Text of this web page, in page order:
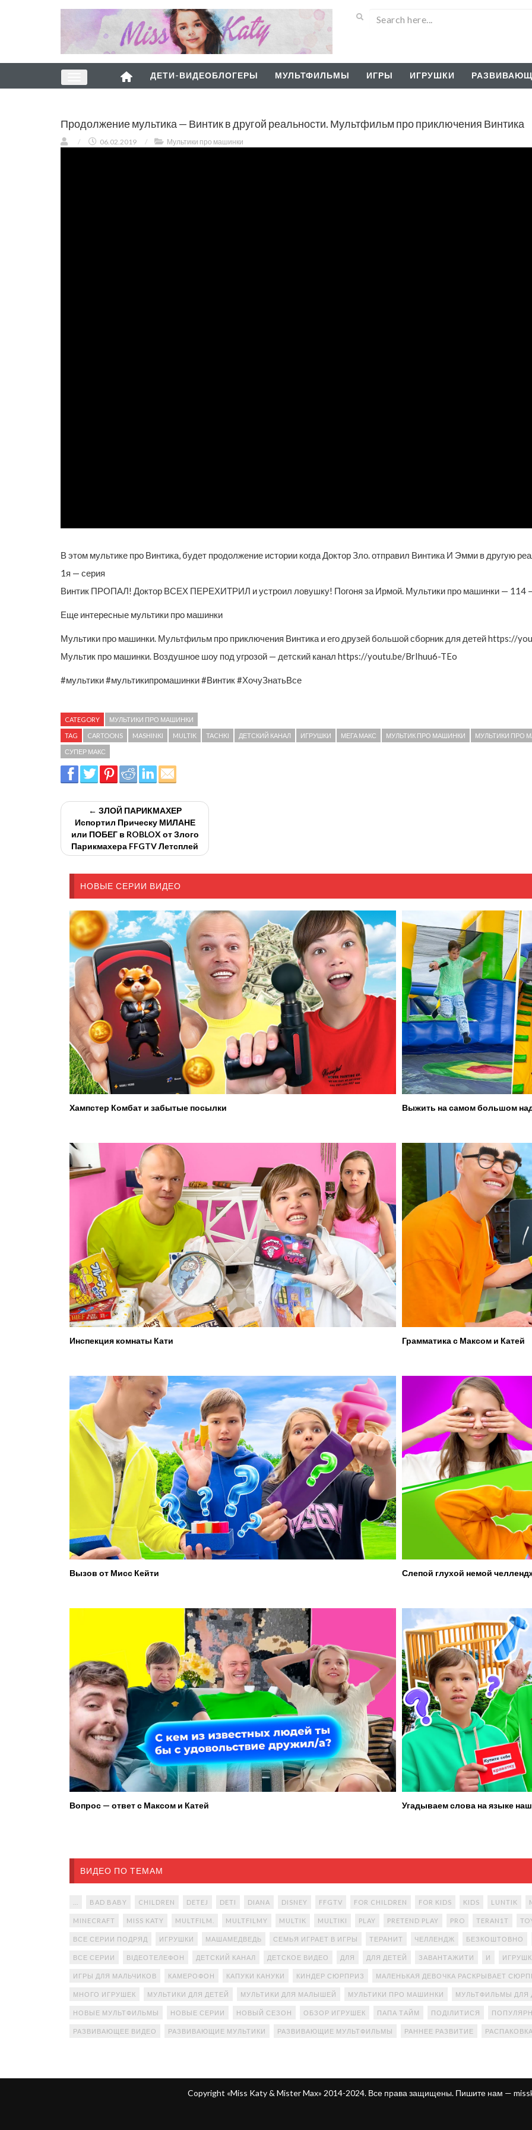
ДЕТИ-ВИДЕОБЛОГЕРЫ МУЛЬТФИЛЬМЫ ИГРЫ ИГРУШКИ
Продолжение мультика — Винтик в другой реальности. Мультфильм про приключения Винтика
/ 06.02.2019 / Мультики про машинки
В этом мультике про Винтика, будет продолжение истории когда Доктор Зло. отправил Винтика И Эмми в другую
1я — серия
Винтик ПРОПАЛ! Доктор ВСЕХ ПЕРЕХИТРИЛ и устроил ловушку! Погоня за Ирмой. Мультики про машинки — 114
Еще интересные мультики про машинки
Мультики про машинки. Мультфильм про приключения Винтика и его друзей большой сборник для детей https://
Мультик про машинки. Воздушное шоу под угрозой — детский канал https://youtu.be/BrIhuu6-TEo
#мультики #мультикипромашинки #Винтик #ХочуЗнатьВсе
CATEGORY МУЛЬТИКИ ПРО МАШИНКИ
TAG CARTOONS MASHINKI MULTIK TACHKI ДЕТСКИЙ КАНАЛ ИГРУШКИ МЕГА МАКС МУЛЬТИК ПРО МАШИНКИ МУЛЬТИКИ ПРО
СУПЕР МАКС
← ЗЛОЙ ПАРИКМАХЕР
Испортил Прическу МИЛАНЕ
или ПОБЕГ в ROBLOX от Злого
Парикмахера FFGTV Летсплей
НОВЫЕ СЕРИИ ВИДЕО
Хампстер Комбат и забытые посылки Выжить на самом большом
Инспекция комнаты Кати Грамматика с Максом и Катей
Вызов от Мисс Кейти Слепой глухой немой
Вопрос — ответ с Максом и Катей Угадываем слова на языке
ВИДЕО ПО ТЕМАМ
BAD BABY CHILDREN DETEJ DETI DIANA DISNEY FFGTV FOR CHILDREN FOR KIDS KIDS LUNTIK
MINECRAFT MISS KATY MULTFILM. MULTFILMY MULTIK MULTIKI PLAY PRETEND PLAY PRO TERAN1T
ВСЕ СЕРИИ ПОДРЯД ИГРУШКИ МАШАМЕДВЕДЬ СЕМЬЯ ИГРАЕТ В ИГРЫ ТЕРАНИТ ЧЕЛЛЕНДЖ БЕЗКОШТОВНО
ВСЕ СЕРИИ ВІДЕОТЕЛЕФОН ДЕТСКИЙ КАНАЛ ДЕТСКОЕ ВИДЕО ДЛЯ ДЛЯ ДЕТЕЙ ЗАВАНТАЖИТИ И
ИГРЫ ДЛЯ МАЛЬЧИКОВ КАМЕРОФОН КАПУКИ КАНУКИ КИНДЕР СЮРПРИЗ МАЛЕНЬКАЯ ДЕВОЧКА РАСКРЫВАЕТ
МНОГО ИГРУШЕК МУЛЬТИКИ ДЛЯ ДЕТЕЙ МУЛЬТИКИ ДЛЯ МАЛЫШЕЙ МУЛЬТИКИ ПРО МАШИНКИ МУЛЬТФИЛЬМЫ ДЛЯ
НОВЫЕ МУЛЬТФИЛЬМЫ НОВЫЕ СЕРИИ НОВЫЙ СЕЗОН ОБЗОР ИГРУШЕК ПАПА ТАЙМ ПОДІЛИТИСЯ
РАЗВИВАЮЩЕЕ ВИДЕО РАЗВИВАЮЩИЕ МУЛЬТИКИ РАЗВИВАЮЩИЕ МУЛЬТФИЛЬМЫ РАННЕЕ РАЗВИТИЕ
Copyright «Miss Katy & Mister Max» 2014-2024. Все права защищены. Пишите нам —